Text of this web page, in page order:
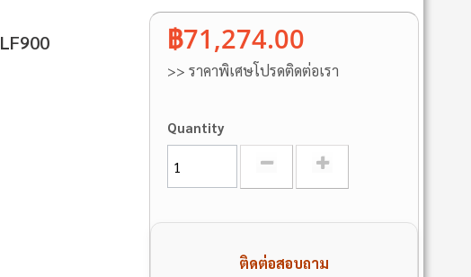
฿71,274.00
>> ราคาพิเศษโปรดติดต่อเรา
Quantity
ติดต่อสอบถาม